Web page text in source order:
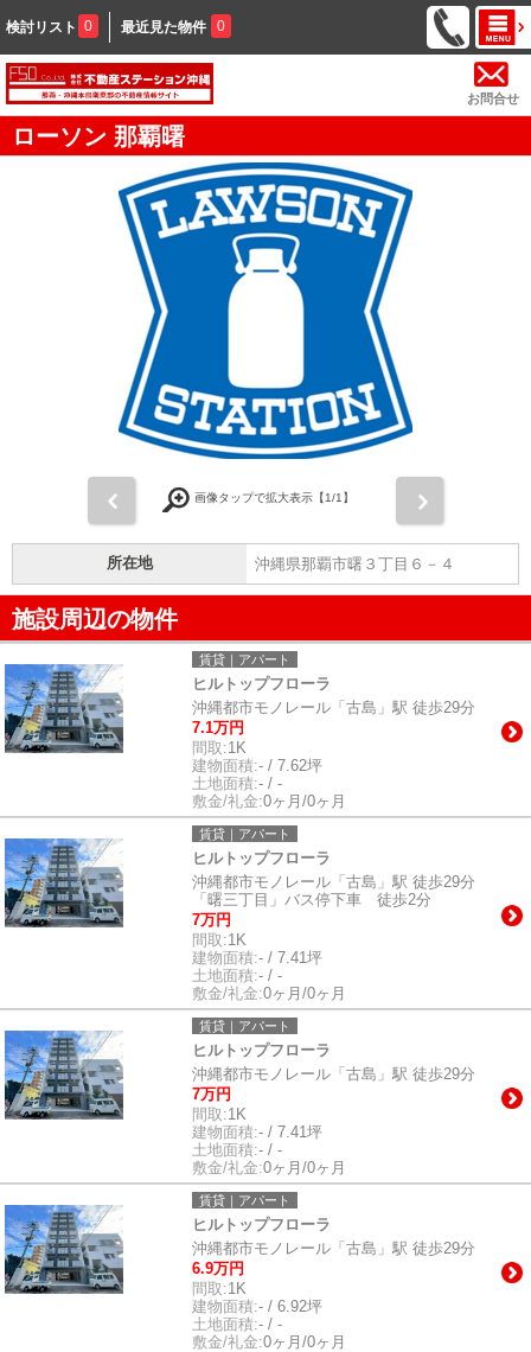
検討リスト 0 最近見た物件 0
お問合せ
ローソン 那覇曙
画像タップで拡大表示【1/1】
所在地 沖縄県那覇市曙３丁目６－４
施設周辺の物件
賃貸｜アパート
ヒルトップフローラ
沖縄都市モノレール「古島」駅 徒歩29分
7.1万円
間取:1K
建物面積:- / 7.62坪
土地面積:- / -
敷金/礼金:0ヶ月/0ヶ月
賃貸｜アパート
ヒルトップフローラ
沖縄都市モノレール「古島」駅 徒歩29分
「曙三丁目」バス停下車 徒歩2分
7万円
間取:1K
建物面積:- / 7.41坪
土地面積:- / -
敷金/礼金:0ヶ月/0ヶ月
賃貸｜アパート
ヒルトップフローラ
沖縄都市モノレール「古島」駅 徒歩29分
7万円
間取:1K
建物面積:- / 7.41坪
土地面積:- / -
敷金/礼金:0ヶ月/0ヶ月
賃貸｜アパート
ヒルトップフローラ
沖縄都市モノレール「古島」駅 徒歩29分
6.9万円
間取:1K
建物面積:- / 6.92坪
土地面積:- / -
敷金/礼金:0ヶ月/0ヶ月